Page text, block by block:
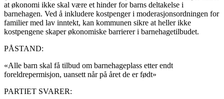
at økonomi ikke skal være et hinder for barns deltakelse i
barnehagen. Ved å inkludere kostpenger i moderasjonsordningen for
familier med lav inntekt, kan kommunen sikre at heller ikke
kostpengene skaper økonomiske barrierer i barnehagetilbudet.
PÅSTAND:
«Alle barn skal få tilbud om barnehageplass etter endt
foreldrepermisjon, uansett når på året de er født»
PARTIET SVARER: